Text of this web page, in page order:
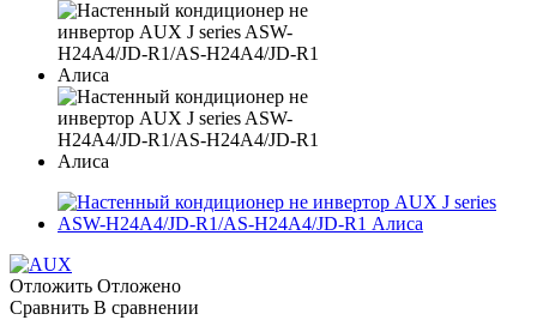
Отложить Отложено
Сравнить В сравнении